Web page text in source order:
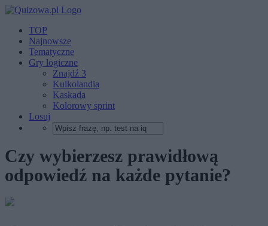
TOP
Najnowsze
Tematyczne
Gry logiczne
Znajdź 3
Kulkolandia
Kaskada
Kolorowy sprint
Losuj
Czy wybierzesz prawidłową
odpowiedź na każde pytanie?